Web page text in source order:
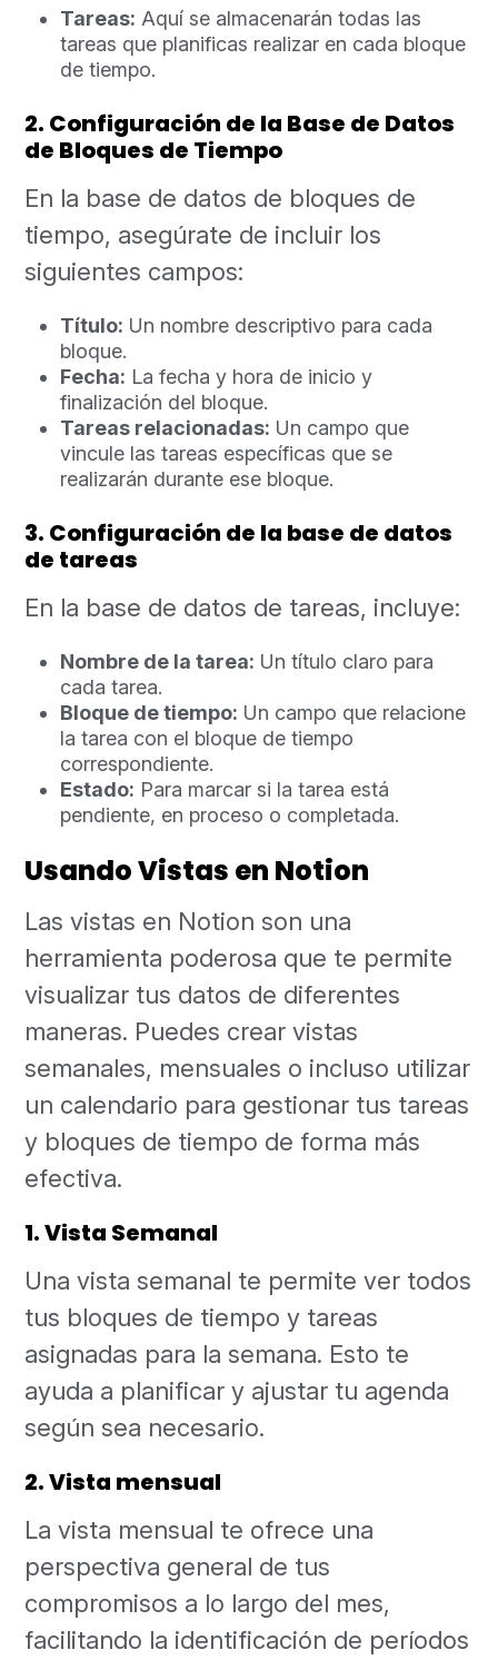
Tareas: Aquí se almacenarán todas las
tareas que planificas realizar en cada bloque
de tiempo.
2. Configuración de la Base de Datos
de Bloques de Tiempo
En la base de datos de bloques de
tiempo, asegúrate de incluir los
siguientes campos:
Título: Un nombre descriptivo para cada
bloque.
Fecha: La fecha y hora de inicio y
finalización del bloque.
Tareas relacionadas: Un campo que
vincule las tareas específicas que se
realizarán durante ese bloque.
3. Configuración de la base de datos
de tareas
En la base de datos de tareas, incluye:
Nombre de la tarea: Un título claro para
cada tarea.
Bloque de tiempo: Un campo que relacione
la tarea con el bloque de tiempo
correspondiente.
Estado: Para marcar si la tarea está
pendiente, en proceso o completada.
Usando Vistas en Notion
Las vistas en Notion son una
herramienta poderosa que te permite
visualizar tus datos de diferentes
maneras. Puedes crear vistas
semanales, mensuales o incluso utilizar
un calendario para gestionar tus tareas
y bloques de tiempo de forma más
efectiva.
1. Vista Semanal
Una vista semanal te permite ver todos
tus bloques de tiempo y tareas
asignadas para la semana. Esto te
ayuda a planificar y ajustar tu agenda
según sea necesario.
2. Vista mensual
La vista mensual te ofrece una
perspectiva general de tus
compromisos a lo largo del mes,
facilitando la identificación de períodos